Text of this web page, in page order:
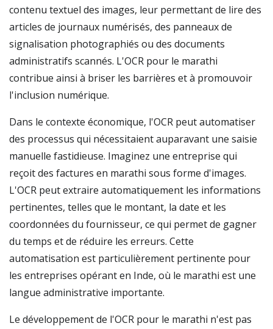
contenu textuel des images, leur permettant de lire des
articles de journaux numérisés, des panneaux de
signalisation photographiés ou des documents
administratifs scannés. L'OCR pour le marathi
contribue ainsi à briser les barrières et à promouvoir
l'inclusion numérique.
Dans le contexte économique, l'OCR peut automatiser
des processus qui nécessitaient auparavant une saisie
manuelle fastidieuse. Imaginez une entreprise qui
reçoit des factures en marathi sous forme d'images.
L'OCR peut extraire automatiquement les informations
pertinentes, telles que le montant, la date et les
coordonnées du fournisseur, ce qui permet de gagner
du temps et de réduire les erreurs. Cette
automatisation est particulièrement pertinente pour
les entreprises opérant en Inde, où le marathi est une
langue administrative importante.
Le développement de l'OCR pour le marathi n'est pas